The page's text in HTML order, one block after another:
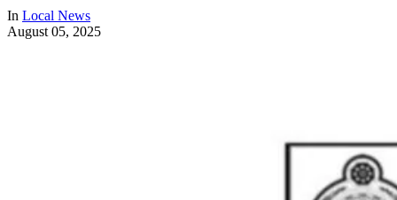
In Local News
August 05, 2025